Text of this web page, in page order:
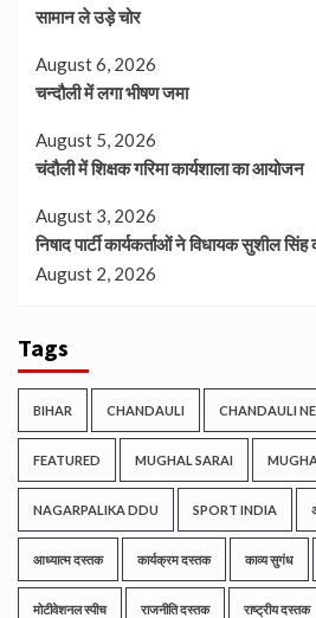
सामान ले उड़े चोर
August 6, 2026
चन्दौली में लगा भीषण जमा
August 5, 2026
चंदौली में शिक्षक गरिमा कार्यशाला का आयोजन
August 3, 2026
निषाद पार्टी कार्यकर्ताओं ने विधायक सुशील
August 2, 2026
Tags
BIHAR CHANDAULI CHANDAULI
FEATURED MUGHAL SARAI
NAGARPALIKA DDU SPORT INDIA
आध्यात्म दस्तक कार्यक्रम दस्तक काव्य सुगंध
मोटीवेशनल स्पीच राजनीति दस्तक राष्ट्रीय दस्तक